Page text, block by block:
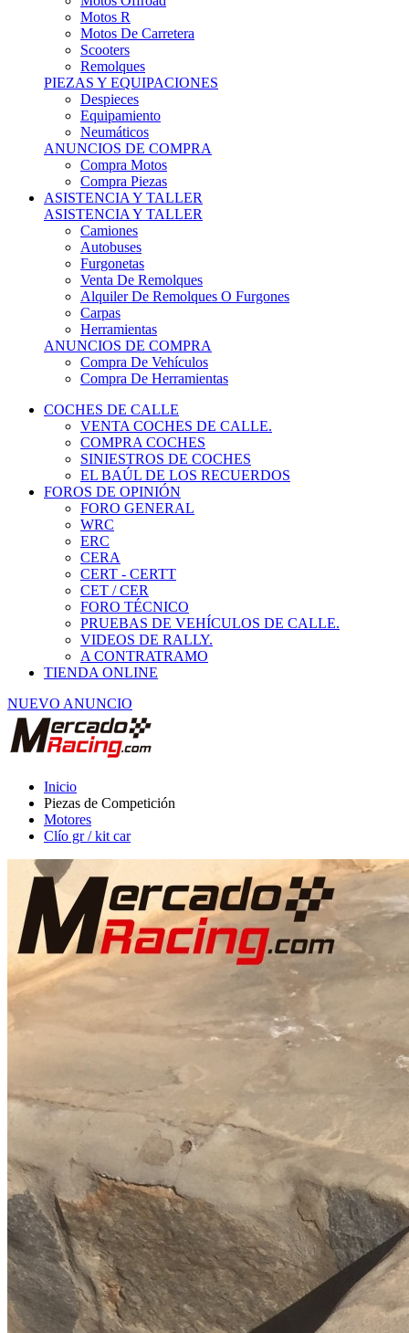
Motos R
Motos De Carretera
Scooters
Remolques
PIEZAS Y EQUIPACIONES
Despieces
Equipamiento
Neumáticos
ANUNCIOS DE COMPRA
Compra Motos
Compra Piezas
ASISTENCIA Y TALLER
ASISTENCIA Y TALLER
Camiones
Autobuses
Furgonetas
Venta De Remolques
Alquiler De Remolques O Furgones
Carpas
Herramientas
ANUNCIOS DE COMPRA
Compra De Vehículos
Compra De Herramientas
COCHES DE CALLE
VENTA COCHES DE CALLE.
COMPRA COCHES
SINIESTROS DE COCHES
EL BAÚL DE LOS RECUERDOS
FOROS DE OPINIÓN
FORO GENERAL
WRC
ERC
CERA
CERT - CERTT
CET / CER
FORO TÉCNICO
PRUEBAS DE VEHÍCULOS DE CALLE.
VIDEOS DE RALLY.
A CONTRATRAMO
TIENDA ONLINE
NUEVO ANUNCIO
Inicio
Piezas de Competición
Motores
Clío gr / kit car